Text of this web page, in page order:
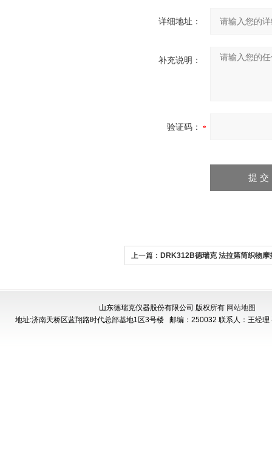
详细地址：
补充说明：
验证码：
上一篇： DRK312B德瑞克 法拉第筒织物摩
山东德瑞克仪器股份有限公司 版权所有 网站地图
地址:济南天桥区蓝翔路时代总部基地1区3号楼 邮编：250032 联系人：王经